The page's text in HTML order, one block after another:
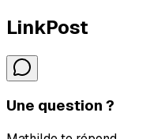
LinkPost
Une question ?